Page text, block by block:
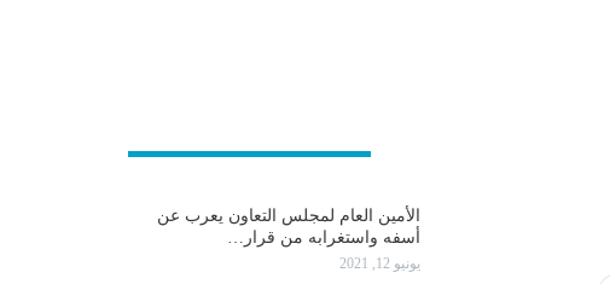
الأمين العام لمجلس التعاون يعرب عن
أسفه واستغرابه من قرار…
يونيو 12, 2021